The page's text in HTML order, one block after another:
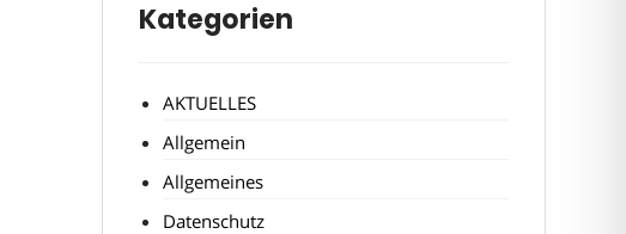
Kategorien
AKTUELLES
Allgemein
Allgemeines
Datenschutz